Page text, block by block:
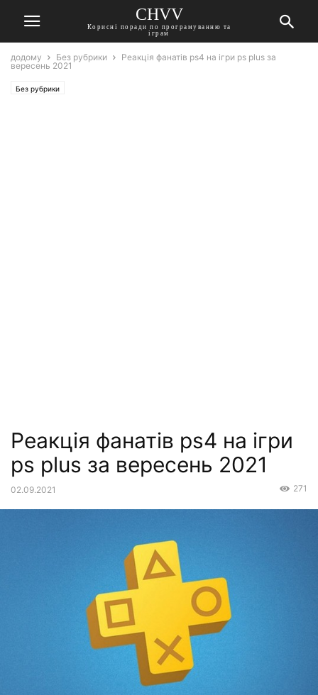
CHVV
Корисні поради по програмуванню та
іграм
додому Без рубрики
Реакція фанатів ps4 на ігри ps plus за
вересень 2021
Без рубрики
Реакція фанатів ps4 на ігри
ps plus за вересень 2021
02.09.2021 271